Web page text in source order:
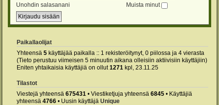
Unohdin salasanani Muista minut
Paikallaolijat
Yhteensä 5 käyttäjää paikalla :: 1 rekisteröitynyt, 0 piilossa ja 4 vierasta
(Tieto perustuu viimeisen 5 minuutin aikana olleisiin aktiivisiin käyttäjiin)
Eniten yhtaikaisia käyttäjiä on ollut1271 kpl, 23.11.25
Tilastot
Viestejä yhteensä 675431 • Viestiketjuja yhteensä 6845 • Käyttäjiä
yhteensä 4766 • Uusin käyttäjä Unique